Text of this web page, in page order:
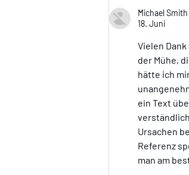
Michael Smith
18. Juni
Vielen
der Mühe,
hätte ich
ein Text
Ursachen
Referenz
man am